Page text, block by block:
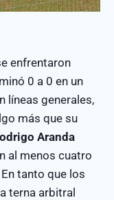
enfrentaron
0 a 0 en un
líneas generales,
más que su
Aranda
al menos cuatro
tanto que los
terna arbitral